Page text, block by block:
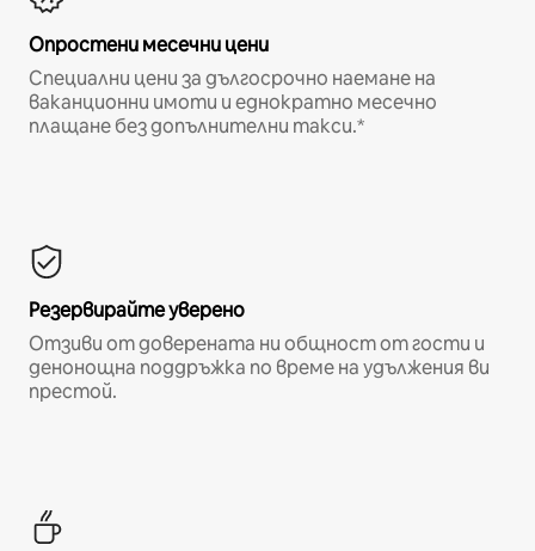
Опростени месечни цени
Специални цени за дългосрочно наемане на
ваканционни имоти и еднократно месечно
плащане без допълнителни такси.*
Резервирайте уверено
Отзиви от доверената ни общност от гости и
денонощна поддръжка по време на удължения ви
престой.